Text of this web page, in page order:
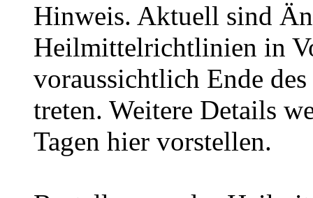
Hinweis. Aktuell sind
Heilmittelrichtlinien in
voraussichtlich Ende
treten. Weitere Details
Tagen hier vorstellen.